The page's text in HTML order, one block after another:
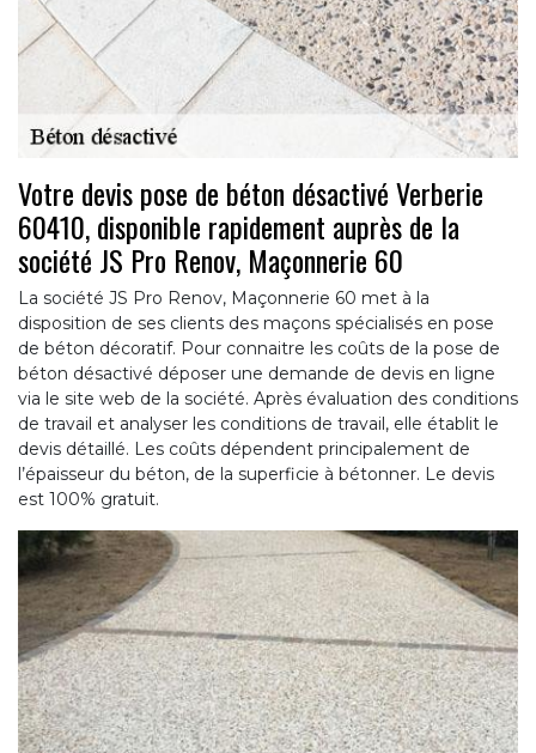
Votre devis pose de béton désactivé Verberie
60410, disponible rapidement auprès de la
société JS Pro Renov, Maçonnerie 60
La société JS Pro Renov, Maçonnerie 60 met à la
disposition de ses clients des maçons spécialisés en pose
de béton décoratif. Pour connaitre les coûts de la pose de
béton désactivé déposer une demande de devis en ligne
via le site web de la société. Après évaluation des conditions
de travail et analyser les conditions de travail, elle établit le
devis détaillé. Les coûts dépendent principalement de
l’épaisseur du béton, de la superficie à bétonner. Le devis
est 100% gratuit.